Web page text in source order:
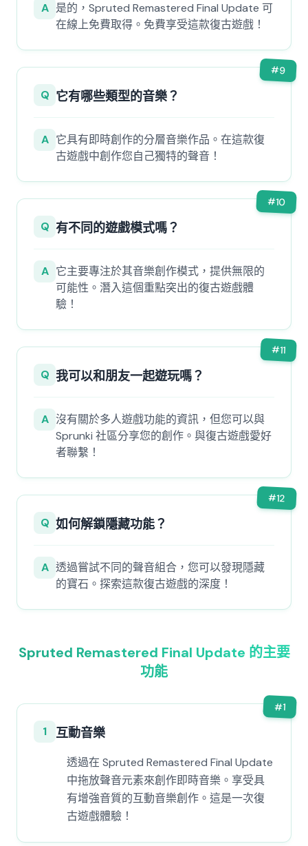
A 是的，Spruted Remastered Final Update 可
在線上免費取得。免費享受這款復古遊戲！
#9
Q 它有哪些類型的音樂？
A 它具有即時創作的分層音樂作品。在這款復
古遊戲中創作您自己獨特的聲音！
#10
Q 有不同的遊戲模式嗎？
A 它主要專注於其音樂創作模式，提供無限的
可能性。潛入這個重點突出的復古遊戲體
驗！
#11
Q 我可以和朋友一起遊玩嗎？
A 沒有關於多人遊戲功能的資訊，但您可以與
Sprunki 社區分享您的創作。與復古遊戲愛好
者聯繫！
#12
Q 如何解鎖隱藏功能？
A 透過嘗試不同的聲音組合，您可以發現隱藏
的寶石。探索這款復古遊戲的深度！
Spruted Remastered Final Update 的主要
功能
#1
1 互動音樂
透過在 Spruted Remastered Final Update
中拖放聲音元素來創作即時音樂。享受具
有增強音質的互動音樂創作。這是一次復
古遊戲體驗！